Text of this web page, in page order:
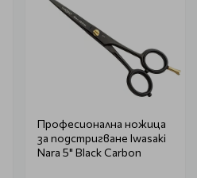
Професионална ножица
за подстригване Iwasaki
Nara 5" Black Carbon